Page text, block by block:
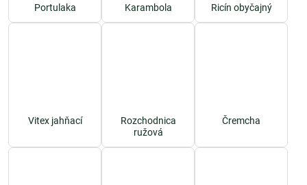
Portulaka Karambola Ricín obyčajný
Vitex jahňací
Rozchodnica
ružová
Čremcha